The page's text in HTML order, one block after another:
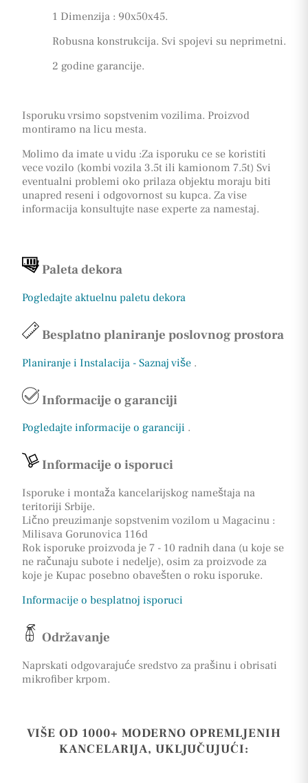
1 Dimenzija : 90x50x45.
Robusna konstrukcija. Svi spojevi su neprimetni.
2 godine garancije.
Isporuku vrsimo sopstvenim vozilima. Proizvod
montiramo na licu mesta.
Molimo da imate u vidu :Za isporuku ce se koristiti
vece vozilo (kombi vozila 3.5t ili kamionom 7.5t) Svi
eventualni problemi oko prilaza objektu moraju biti
unapred reseni i odgovornost su kupca. Za vise
informacija konsultujte nase experte za namestaj.
Paleta dekora
Pogledajte aktuelnu paletu dekora
Besplatno planiranje poslovnog prostora
Planiranje i Instalacija - Saznaj više .
Informacije o garanciji
Pogledajte informacije o garanciji .
Informacije o isporuci
Isporuke i montaža kancelarijskog nameštaja na
teritoriji Srbije.
Lično preuzimanje sopstvenim vozilom u Magacinu :
Milisava Gorunovica 116d
Rok isporuke proizvoda je 7 - 10 radnih dana (u koje se
ne računaju subote i nedelje), osim za proizvode za
koje je Kupac posebno obavešten o roku isporuke.
Informacije o besplatnoj isporuci
Održavanje
Naprskati odgovarajuće sredstvo za prašinu i obrisati
mikrofiber krpom.
VIŠE OD 1000+ MODERNO OPREMLJENIH
KANCELARIJA, UKLJUČUJUĆI: